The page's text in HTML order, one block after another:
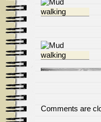
Comments are